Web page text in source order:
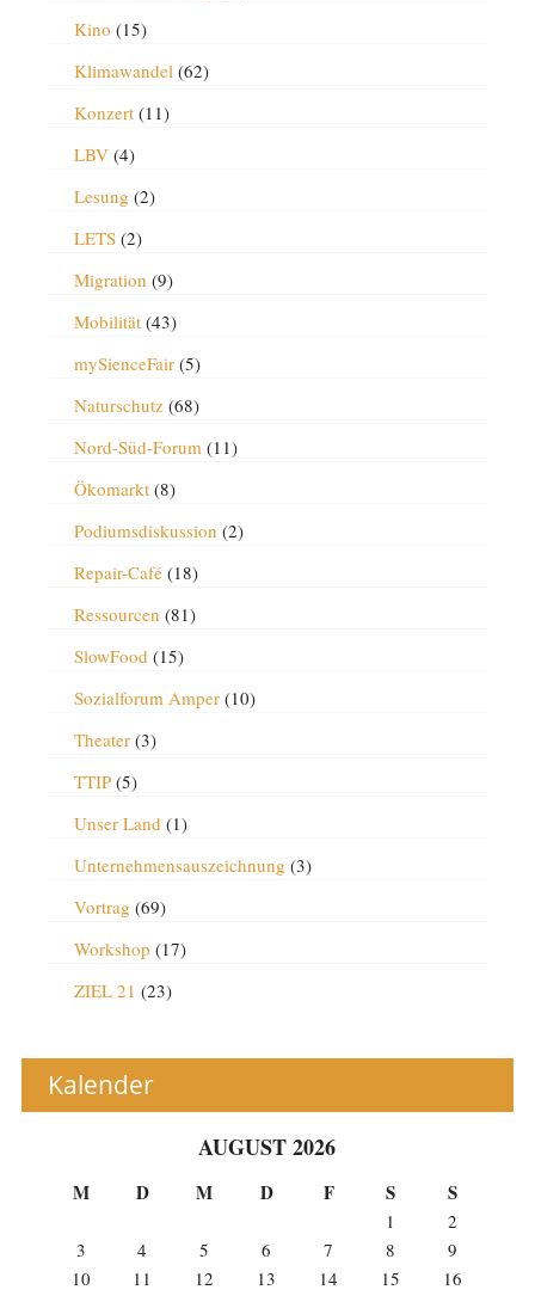
Kino (15)
Klimawandel(62)
Konzert(11)
LBV(4)
Lesung (2)
LETS(2)
Migration (9)
Mobilität(43)
mySienceFair(5)
Naturschutz(68)
Nord-Süd-Forum(11)
Ökomarkt(8)
Podiumsdiskussion (2)
Repair-Café(18)
Ressourcen (81)
SlowFood (15)
Sozialforum Amper(10)
Theater(3)
TTIP(5)
Unser Land (1)
Unternehmensauszeichnung (3)
Vortrag (69)
Workshop (17)
ZIEL 21 (23)
Kalender
AUGUST 2026
M D M D F S S
1
2
3
4 5 6 7 8
9
10
11 12 13 14 15
16